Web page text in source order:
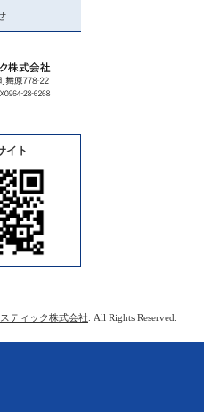
イト
ティック株式会社 . All Rights Reserved.